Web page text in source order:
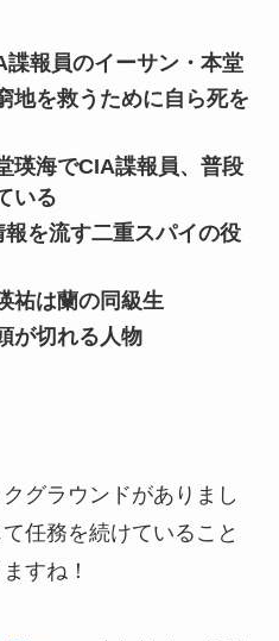
報員のイーサン・本堂
地を救うために自ら死を
瑛海でCIA諜報員、普段
いる
を流す二重スパイの役
祐は蘭の同級生
が切れる人物
グラウンドがありまし
任務を続けていること
すね！